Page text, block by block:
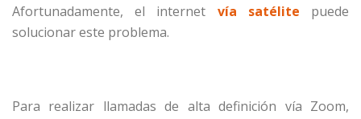
Afortunadamente, el internet vía satélite puede
solucionar este problema.
Para realizar llamadas de alta definición vía Zoom,